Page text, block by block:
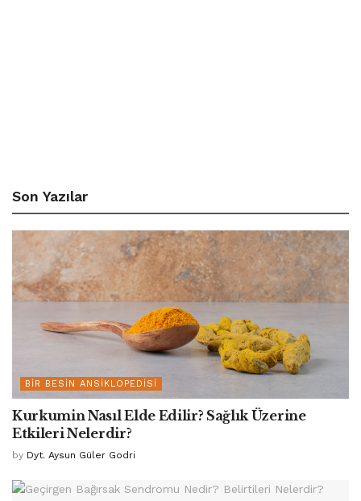
Son Yazılar
BIR BESIN ANSIKLOPEDISI
Kurkumin Nasıl Elde Edilir? Sağlık Üzerine
Etkileri Nelerdir?
by Dyt. Aysun Güler Godri